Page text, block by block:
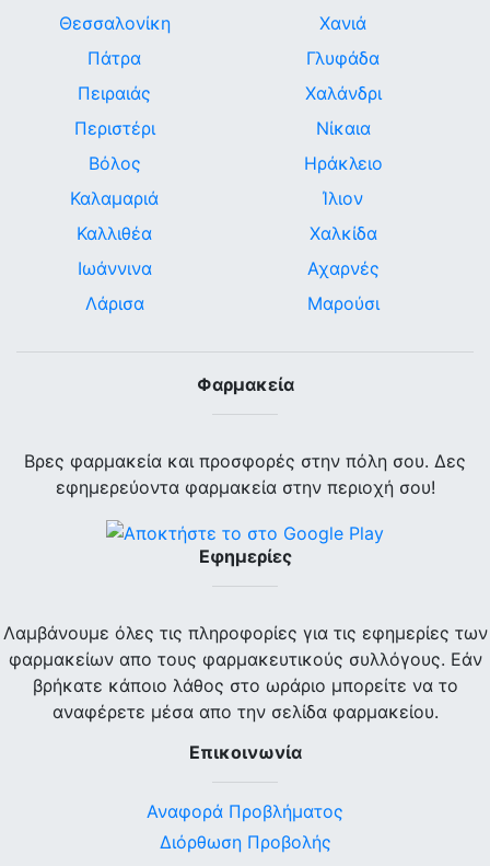
Θεσσαλονίκη
Πάτρα
Πειραιάς
Περιστέρι
Βόλος
Καλαμαριά
Καλλιθέα
Ιωάννινα
Λάρισα
Χανιά
Γλυφάδα
Χαλάνδρι
Νίκαια
Ηράκλειο
Ίλιον
Χαλκίδα
Αχαρνές
Μαρούσι
Φαρμακεία
Βρες φαρμακεία και προσφορές στην πόλη σου. Δες
εφημερεύοντα φαρμακεία στην περιοχή σου!
Εφημερίες
Λαμβάνουμε όλες τις πληροφορίες για τις εφημερίες των
φαρμακείων απο τους φαρμακευτικούς συλλόγους. Εάν
βρήκατε κάποιο λάθος στο ωράριο μπορείτε να το
αναφέρετε μέσα απο την σελίδα φαρμακείου.
Επικοινωνία
Αναφορά Προβλήματος
Διόρθωση Προβολής